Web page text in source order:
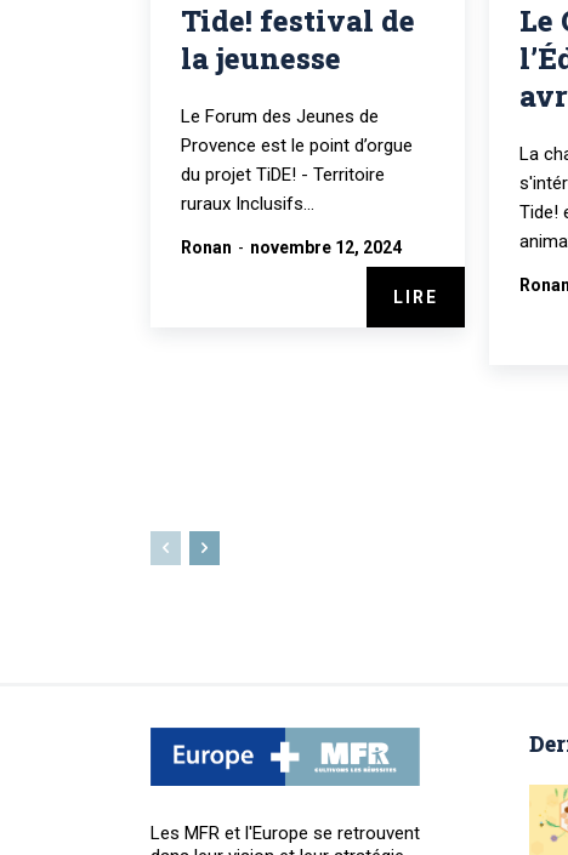
Tide! festival de
la jeunesse
Le Forum des Jeunes de
Provence est le point d’orgue
du projet TiDE! - Territoire
ruraux Inclusifs...
Ronan - novembre 12, 2024
LIRE
Le
La
Tide!
Ronan
Les MFR et l'Europe se retrouvent